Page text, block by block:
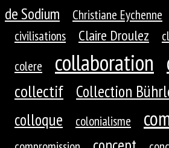
de Sodium
Christiane Eychenne
civilisations
Claire Droulez
colere
collaboration
collectif Collection
colloque colonialisme